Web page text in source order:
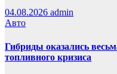
04.08.2026 admin
Авто
Гибриды оказались
топливного кризиса